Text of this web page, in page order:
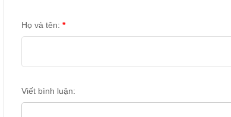
Họ và tên: *
Viết bình luận: